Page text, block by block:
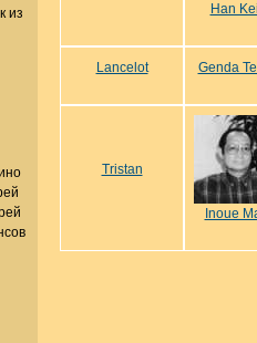
Han
Lancelot Genda
Tristan
Inoue
из